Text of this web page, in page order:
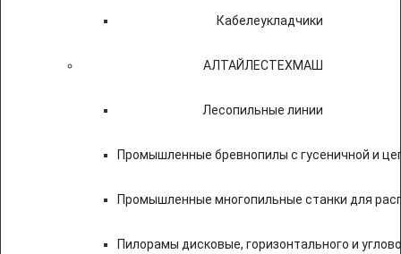
Кабелеукладчики
АЛТАЙЛЕСТЕХМАШ
Лесопильные линии
Промышленные бревнопилы с гусеничной и
Промышленные многопильные станки для
Пилорамы дисковые, горизонтального и